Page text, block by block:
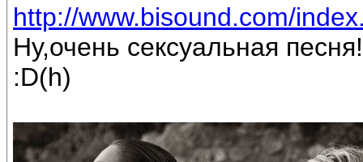
http://www.bisound.com/
Ну,очень сексуальная песня!
:D(h)